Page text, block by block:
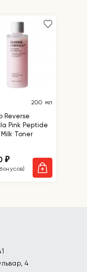
200 мл
Reverse
Pink Peptide
Toner
₽
4